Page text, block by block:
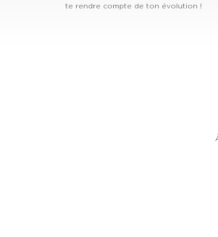
te rendre compte de ton évolution !